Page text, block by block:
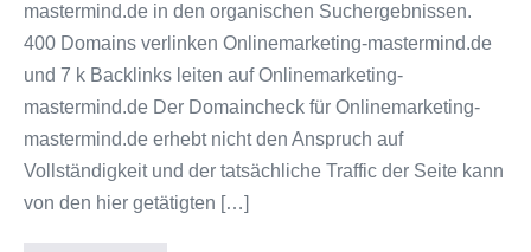
mastermind.de in den organischen Suchergebnissen.
400 Domains verlinken Onlinemarketing-mastermind.de
und 7 k Backlinks leiten auf Onlinemarketing-
mastermind.de Der Domaincheck für Onlinemarketing-
mastermind.de erhebt nicht den Anspruch auf
Vollständigkeit und der tatsächliche Traffic der Seite kann
von den hier getätigten […]